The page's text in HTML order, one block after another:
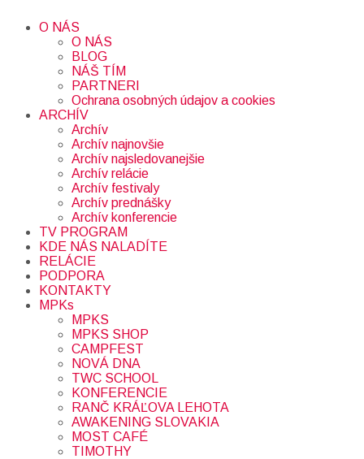
O NÁS
O NÁS
BLOG
NÁŠ TÍM
PARTNERI
Ochrana osobných údajov a cookies
ARCHÍV
Archív
Archív najnovšie
Archív najsledovanejšie
Archív relácie
Archív festivaly
Archív prednášky
Archív konferencie
TV PROGRAM
KDE NÁS NALADÍTE
RELÁCIE
PODPORA
KONTAKTY
MPKs
MPKS
MPKS SHOP
CAMPFEST
NOVÁ DNA
TWC SCHOOL
KONFERENCIE
RANČ KRÁĽOVA LEHOTA
AWAKENING SLOVAKIA
MOST CAFÉ
TIMOTHY